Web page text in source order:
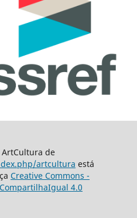
ArtCultura de
artcultura está
Creative Commons -
4.0